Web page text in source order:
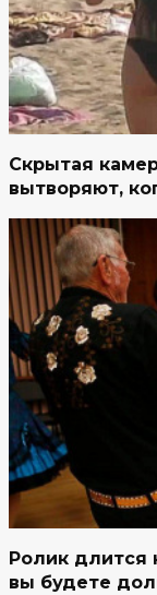
Скрытая
вытворяют,
Ролик длится
вы будете